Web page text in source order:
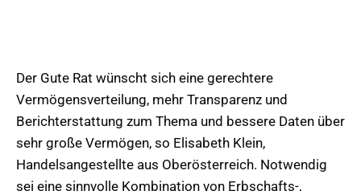
Der Gute Rat wünscht sich eine gerechtere
Vermögensverteilung, mehr Transparenz und
Berichterstattung zum Thema und bessere Daten über
sehr große Vermögen, so Elisabeth Klein,
Handelsangestellte aus Oberösterreich. Notwendig
sei eine sinnvolle Kombination von Erbschafts-,